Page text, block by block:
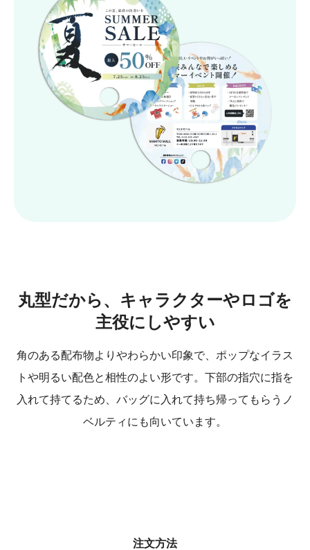
丸型だから、キャラクターやロゴを
主役にしやすい
角のある配布物よりやわらかい印象で、ポップなイラス
トや明るい配色と相性のよい形です。下部の指穴に指を
入れて持てるため、バッグに入れて持ち帰ってもらうノ
ベルティにも向いています。
注文方法